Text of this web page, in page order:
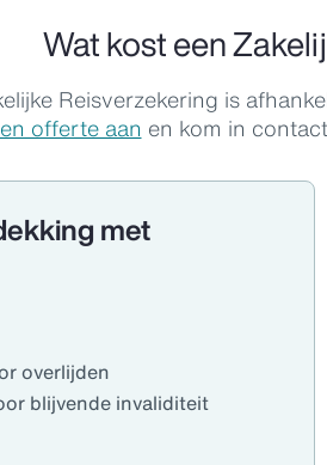
Wat kost een
Reisverzekering is
offerte aan en kom in
met
overlijden
blijvende invaliditeit